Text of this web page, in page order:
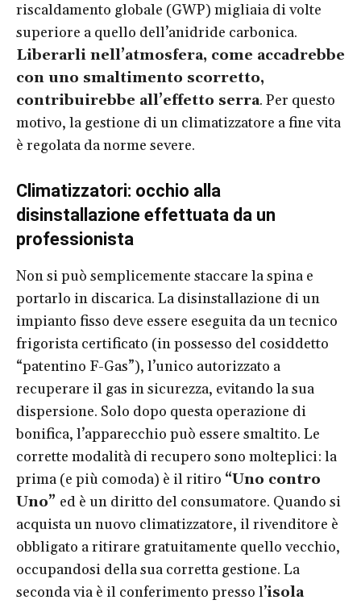
riscaldamento globale (GWP) migliaia di volte
superiore a quello dell’anidride carbonica.
Liberarli nell’atmosfera, come accadrebbe
con uno smaltimento scorretto,
contribuirebbe all’effetto serra. Per questo
motivo, la gestione di un climatizzatore a fine vita
è regolata da norme severe.
Climatizzatori: occhio alla
disinstallazione effettuata da un
professionista
Non si può semplicemente staccare la spina e
portarlo in discarica. La disinstallazione di un
impianto fisso deve essere eseguita da un tecnico
frigorista certificato (in possesso del cosiddetto
“patentino F-Gas”), l’unico autorizzato a
recuperare il gas in sicurezza, evitando la sua
dispersione. Solo dopo questa operazione di
bonifica, l’apparecchio può essere smaltito. Le
corrette modalità di recupero sono molteplici: la
prima (e più comoda) è il ritiro “Uno contro
Uno” ed è un diritto del consumatore. Quando si
acquista un nuovo climatizzatore, il rivenditore è
obbligato a ritirare gratuitamente quello vecchio,
occupandosi della sua corretta gestione. La
seconda via è il conferimento presso l’isola